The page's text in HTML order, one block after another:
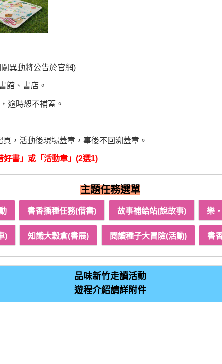
異動將公告於官網)
館、書店。
逾時恕不補蓋。
，活動後現場蓋章，事後不回溯蓋章。
好書」或「活動章」(2選1)
主題任務選單
品味新竹走讀活動
遊程介紹請詳附件